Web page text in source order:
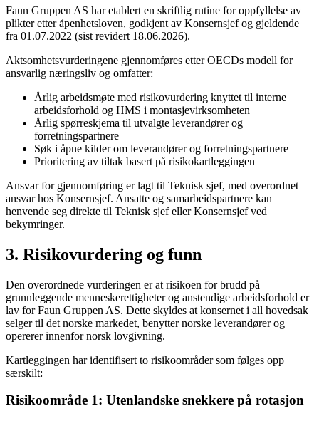
Faun Gruppen AS har etablert en skriftlig rutine for oppfyllelse av
plikter etter åpenhetsloven, godkjent av Konsernsjef og gjeldende
fra 01.07.2022 (sist revidert 18.06.2026).
Aktsomhetsvurderingene gjennomføres etter OECDs modell for
ansvarlig næringsliv og omfatter:
Årlig arbeidsmøte med risikovurdering knyttet til interne
arbeidsforhold og HMS i montasjevirksomheten
Årlig spørreskjema til utvalgte leverandører og
forretningspartnere
Søk i åpne kilder om leverandører og forretningspartnere
Prioritering av tiltak basert på risikokartleggingen
Ansvar for gjennomføring er lagt til Teknisk sjef, med overordnet
ansvar hos Konsernsjef. Ansatte og samarbeidspartnere kan
henvende seg direkte til Teknisk sjef eller Konsernsjef ved
bekymringer.
3. Risikovurdering og funn
Den overordnede vurderingen er at risikoen for brudd på
grunnleggende menneskerettigheter og anstendige arbeidsforhold er
lav for Faun Gruppen AS. Dette skyldes at konsernet i all hovedsak
selger til det norske markedet, benytter norske leverandører og
opererer innenfor norsk lovgivning.
Kartleggingen har identifisert to risikoområder som følges opp
særskilt:
Risikoområde 1: Utenlandske snekkere på rotasjon